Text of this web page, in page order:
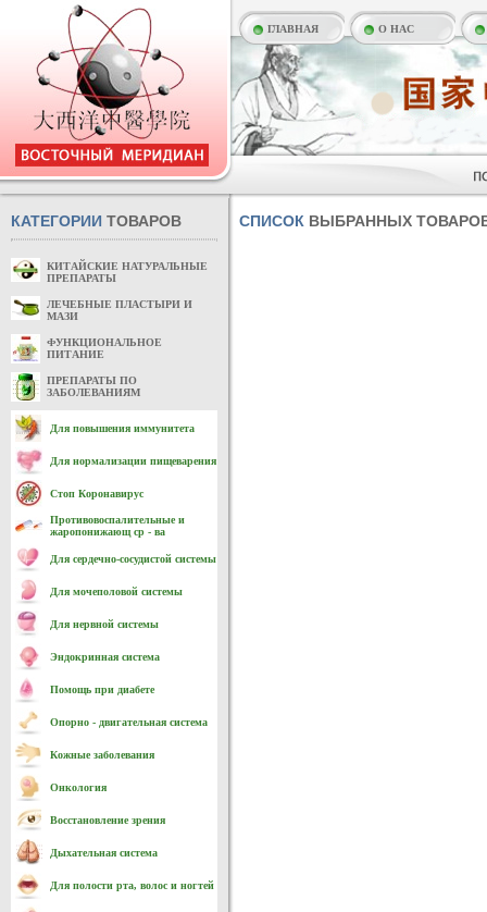
ГЛАВНАЯ О НАС
КАТЕГОРИИ ТОВАРОВ
КИТАЙСКИЕ НАТУРАЛЬНЫЕ
ПРЕПАРАТЫ
ЛЕЧЕБНЫЕ ПЛАСТЫРИ И
МАЗИ
ФУНКЦИОНАЛЬНОЕ
ПИТАНИЕ
ПРЕПАРАТЫ ПО
ЗАБОЛЕВАНИЯМ
Для повышения иммунитета
Для нормализации пищеварения
Стоп Коронавирус
Противовоспалительные и
жаропонижающ ср - ва
Для сердечно-cосудистой системы
Для мочеполовой системы
Для нервной системы
Эндокринная система
Помощь при диабете
Опорно - двигательная система
Кожные заболевания
Онкология
Восстановление зрения
Дыхательная система
Для полости рта, волос и ногтей
СПИСОК ВЫБРАННЫХ